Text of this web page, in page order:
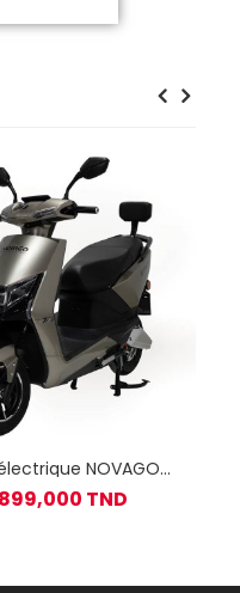
NOVAGO
Tiger 70 - GrisTND